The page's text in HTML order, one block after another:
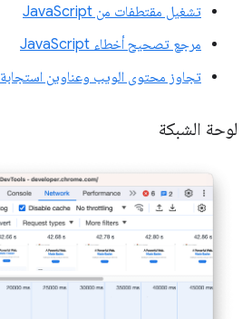
تشغيل مقتطفات من JavaScript
مرجع تصحيح أخطاء JavaScript
تجاوز محتوى الويب وعناوين استجابة HTTP على الجهاز
لوحة الشبكة